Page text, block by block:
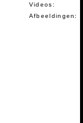
Videos:
Afbeeldingen: